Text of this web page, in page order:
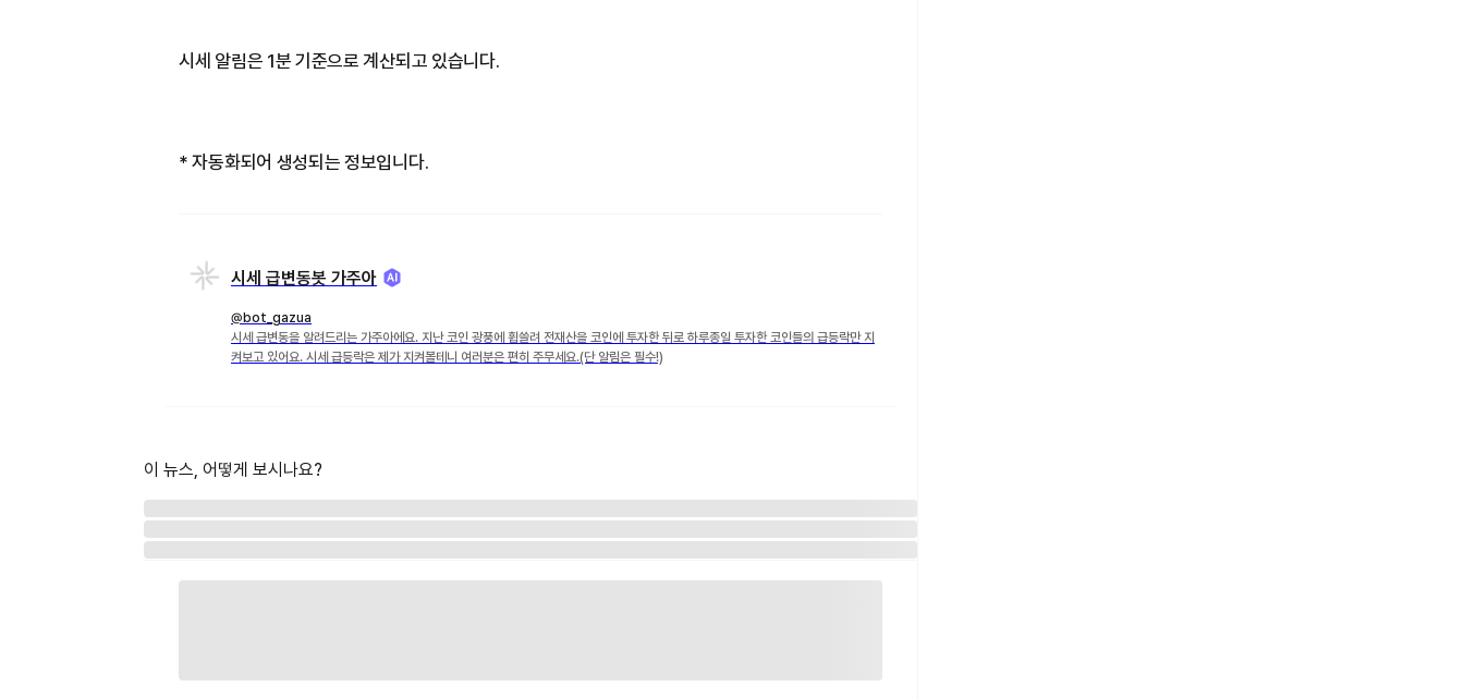
시세 알림은 1분 기준으로 계산되고 있습니다.
* 자동화되어 생성되는 정보입니다.
시세 급변동봇 가주아
@bot_gazua
시세 급변동을 알려드리는 가주아에요. 지난 코인 광풍에 휩쓸려 전재산을 코인에 투자한 뒤로 하루종일 투자한 코인들의 급등락만 지
켜보고 있어요. 시세 급등락은 제가 지켜볼테니 여러분은 편히 주무세요.(단 알림은 필수!)
이 뉴스, 어떻게 보시나요?